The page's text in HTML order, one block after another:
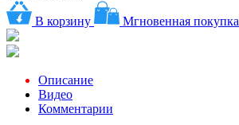
В корзину Мгновенная покупка
Описание
Видео
Комментарии